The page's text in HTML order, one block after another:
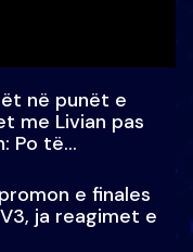
në punët e
me Livian pas
Po të
e finales
ja reagimet e